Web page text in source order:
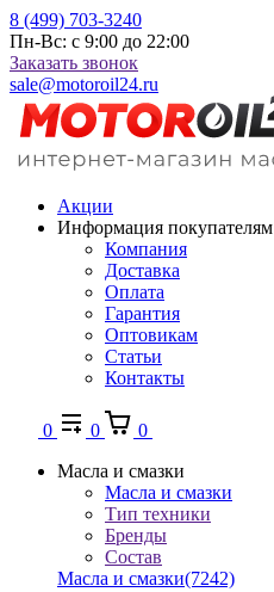
8 (499) 703-3240
Пн-Вс: с 9:00 до 22:00
Заказать звонок
sale@motoroil24.ru
Акции
Информация покупателям
Компания
Доставка
Оплата
Гарантия
Оптовикам
Статьи
Контакты
0 0
0
Масла и смазки
Масла и смазки
Тип техники
Бренды
Состав
Масла и смазки(7242)